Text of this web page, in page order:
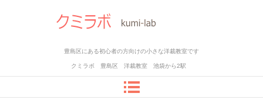
豊島区にある初心者の方向けの小さな洋裁教室です
クミラボ 豊島区 洋裁教室 池袋から2駅